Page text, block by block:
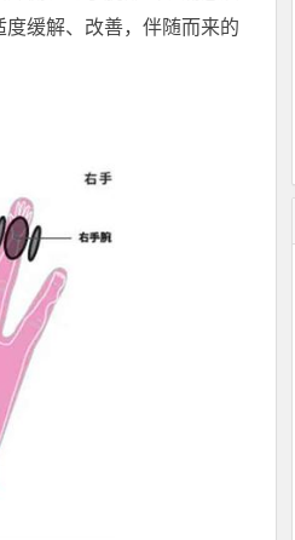
缓解、改善，伴随而来的